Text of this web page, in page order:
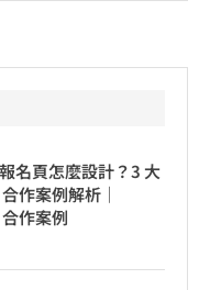
名頁怎麼設計？3 大
作案例解析｜
合作案例